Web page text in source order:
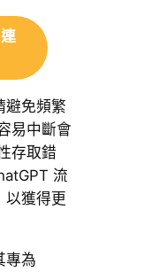
避免頻繁
易中斷會
存取錯
流
以獲得更
專為